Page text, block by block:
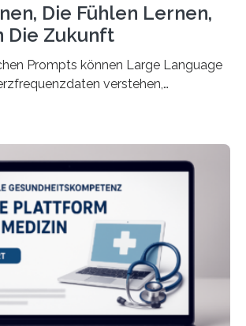
Die Fühlen Lernen,
Die Zukunft
Prompts können Large Language
verstehen,
ehemals an der Ruhr-
der Ruhr-Universität Bochum in
Schnittstelle, über die
in Echtzeit an das Sprachmodell
können. Die Künstliche Intelligenz
die Sprache des Körpers
die Menschen keinen bewussten
Das eröffnet…